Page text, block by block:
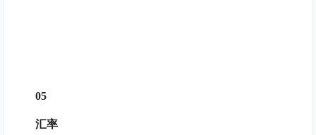
05
汇率